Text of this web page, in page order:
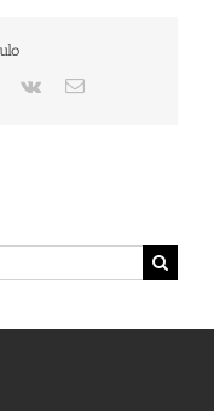
Pinterest
Vk Email